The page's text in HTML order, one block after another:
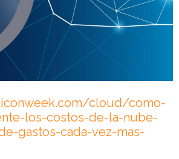
cloud/como-
los-costos-de-la-nube-
gastos-cada-vez-mas-